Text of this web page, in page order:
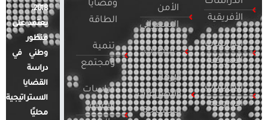
الأفريقية
الدراسات
الأمريكية
الدراسات
الأوروبية
الأمن
السيبراني
التطرف
الإرهاب
والصراعات
المسلحة
وقضايا
الطاقة
تنمية
ومجتمع
دراسات
الإعلام
2018.
يعتمد على
منظور
وطني في
دراسة
القضايا
الاستراتيجية
محليًا